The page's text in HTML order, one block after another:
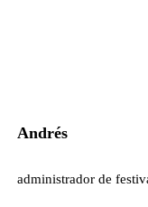
Andrés
administrador de